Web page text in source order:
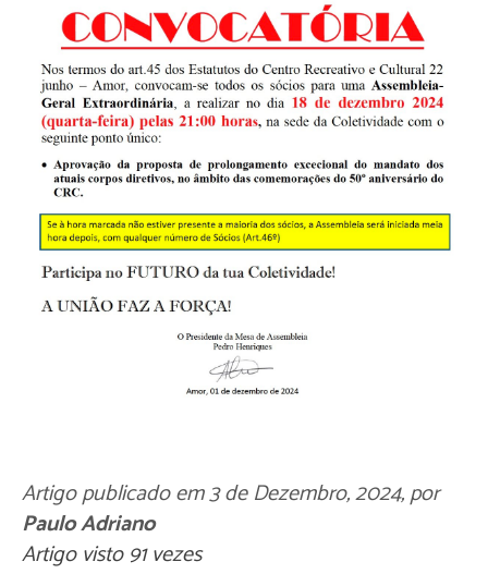
Artigo publicado em3 de Dezembro, 2024, por
Paulo Adriano
Artigo visto 91 vezes